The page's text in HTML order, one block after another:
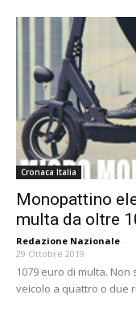
Cronaca Italia
Monopattino
multa da oltre
Redazione Nazionale -
29 Ottobre 2019
1079 euro di multa.
veicolo a quattro o due